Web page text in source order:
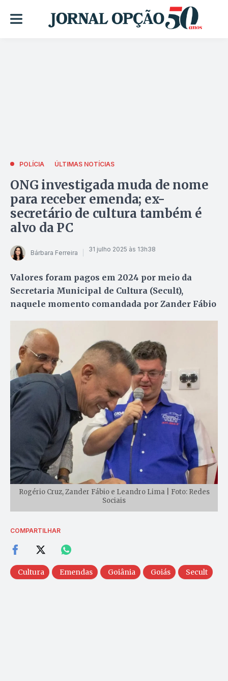
POLÍCIA ÚLTIMAS NOTÍCIAS
ONG investigada muda de nome
para receber emenda; ex-
secretário de cultura também é
alvo da PC
Bárbara Ferreira 31 julho 2025 às 13h38
Valores foram pagos em 2024 por meio da
Secretaria Municipal de Cultura (Secult),
naquele momento comandada por Zander Fábio
Rogério Cruz, Zander Fábio e Leandro Lima | Foto: Redes
Sociais
COMPARTILHAR
Cultura Emendas Goiânia Goiás Secult